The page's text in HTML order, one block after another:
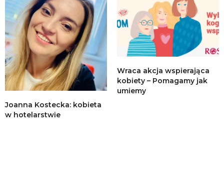
Joanna Kostecka: kobieta
w hotelarstwie
Wraca akcja wspierająca
kobiety – Pomagamy jak
umiemy